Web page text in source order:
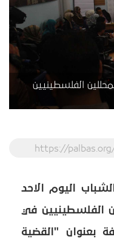
الفلسطينيين
https://
اليوم الاحد
الفلسطينيين في
بعنوان "القضية